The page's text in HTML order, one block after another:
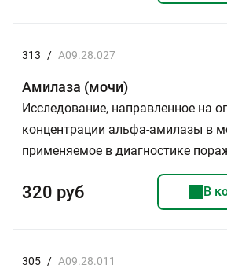
313 / A09.28.027
Амилаза (мочи)
Исследование, направленное на
концентрации альфа-амилазы в
применяемое в диагностике
320 руб В
305 / A09.28.011